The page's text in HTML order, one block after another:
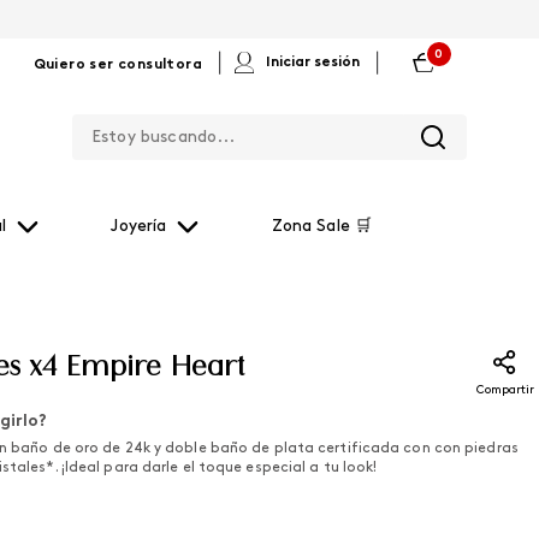
Quiero ser consultora Iniciar sesión
0
Joyería Zona Sale 🛒
x4 Empire Heart
Compartir
baño de oro de 24k y doble baño de plata certificada con con piedras
¡Ideal para darle el toque especial a tu look!